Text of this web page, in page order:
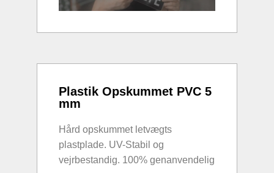
Plastik Opskummet PVC 5
mm
Hård opskummet letvægts
plastplade. UV-Stabil og
vejrbestandig. 100% genanvendelig